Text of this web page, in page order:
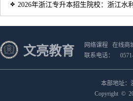
2026年浙江专升本招生院校：浙江水
文亮教育 网络课程 在线商
联系电话：
本部地址：
Copyright ©